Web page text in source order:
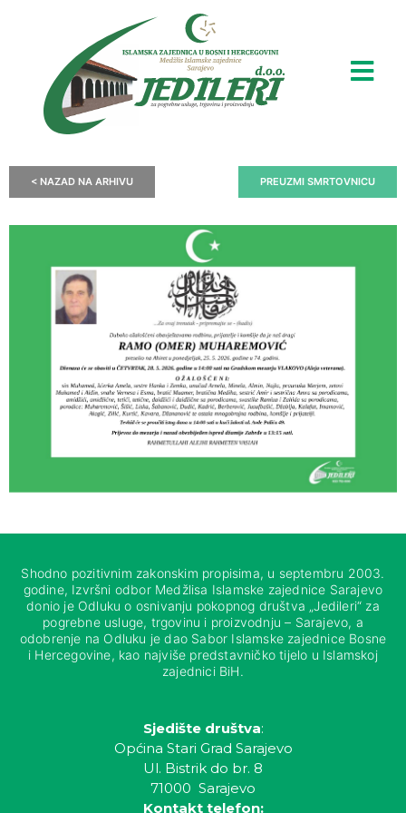
< NAZAD NA ARHIVU PREUZMI SMRTOVNICU
Shodno pozitivnim zakonskim propisima, u septembru 2003.
godine, Izvršni odbor Medžlisa Islamske zajednice Sarajevo
donio je Odluku o osnivanju pokopnog društva „Jedileri“ za
pogrebne usluge, trgovinu i proizvodnju – Sarajevo, a
odobrenje na Odluku je dao Sabor Islamske zajednice Bosne
i Hercegovine, kao najviše predstavničko tijelo u Islamskoj
zajednici BiH.
Sjedište društva:
Općina Stari Grad Sarajevo
Ul. Bistrik do br. 8
71000 Sarajevo
Kontakt telefon: